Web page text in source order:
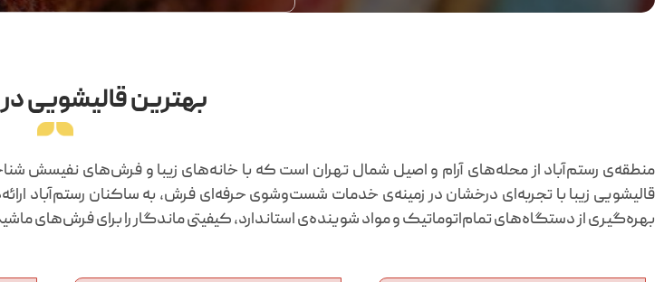
بهترین قالیشویی در
منطقه‌ی رستم‌آباد از محله‌های آرام و اصیل شمال تهران است که با خانه‌های زیبا و فرش‌های نفیسش
قالیشویی زیبا با تجربه‌ای درخشان در زمینه‌ی خدمات شست‌وشوی حرفه‌ای فرش، به ساکنان
بهره‌گیری از دستگاه‌های تمام‌اتوماتیک و مواد شوینده‌ی استاندارد، کیفیتی ماندگار را برای فرش‌های